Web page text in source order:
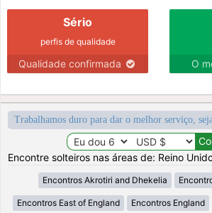
Sério
perfis de qualidade
Qualidade confirmada O
Trabalhamos duro para dar o melhor serviço,
Encontre solteiros nas áreas de: Reino
Encontros Akrotiri and Dhekelia
Encontros East of England Encontros England